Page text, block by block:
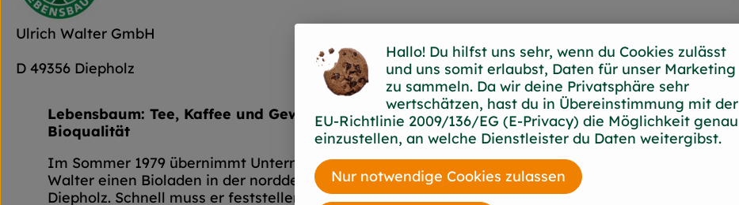
Ulrich Walter GmbH
D 49356 Diepholz
Lebensbaum: Tee, Kaffee und Gewürze in feinster
Bioqualität
Im Sommer 1979 übernimmt Unternehmensgründer Ulrich
Walter einen Bioladen in der norddeutschen Kleinstadt
Diepholz. Schnell muss er feststellen: Tee, Kaffee und Gewürze
Hallo! Du hilfst uns sehr, wenn du Cookies zulässt
und uns somit erlaubst, Daten für unser Marketing
zu sammeln. Da wir deine Privatsphäre sehr
wertschätzen, hast du in Übereinstimmung mit der
EU-Richtlinie 2009/136/EG (E-Privacy) die Möglichkeit genau
einzustellen, an welche Dienstleister du Daten weitergibst.
Nur notwendige Cookies zulassen